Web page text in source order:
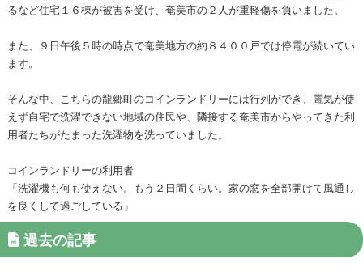
るなど住宅１６棟が被害を受け、奄美市の２人が重軽傷を負いました。
また、９日午後５時の時点で奄美地方の約８４００戸では停電が続いてい
ます。
そんな中、こちらの龍郷町のコインランドリーには行列ができ、電気が使
えず自宅で洗濯できない地域の住民や、隣接する奄美市からやってきた利
用者たちがたまった洗濯物を洗っていました。
コインランドリーの利用者
「洗濯機も何も使えない。もう２日間くらい。家の窓を全部開けて風通し
を良くして過ごしている」
過去の記事